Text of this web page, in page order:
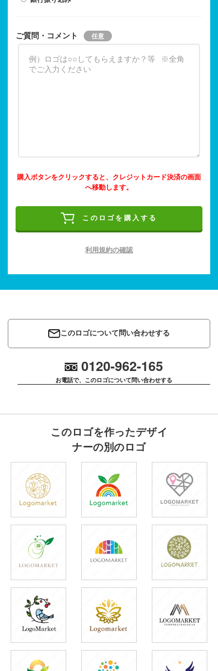
ご質問・コメント
購入ボタンをクリックすると、クレジットカード決済の画面
へ移動します。
このロゴを購入する
利用規約の確認
このロゴについて問い合わせする
0120-962-165
お電話で、このロゴについて問い合わせする
このロゴを作ったデザイ
ナーの別のロゴ